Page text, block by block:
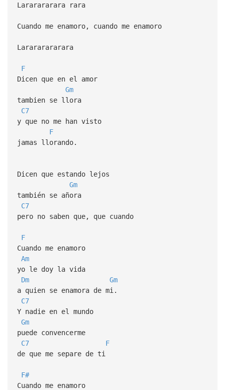
Lararararara rara
Cuando me enamoro, cuando me enamoro
Larararararara
F
Dicen que en el amor
Gm
tambien se llora
C7
y que no me han visto
F
jamas llorando.
Dicen que estando lejos
Gm
también se añora
C7
pero no saben que, que cuando
F
Cuando me enamoro
Am
yo le doy la vida
Dm
Gm
a quien se enamora de mi.
C7
Y nadie en el mundo
Gm
puede convencerme
C7
F
de que me separe de ti
F#
Cuando me enamoro